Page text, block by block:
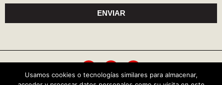
ENVIAR
Usamos cookies o tecnologías similares para almacenar,